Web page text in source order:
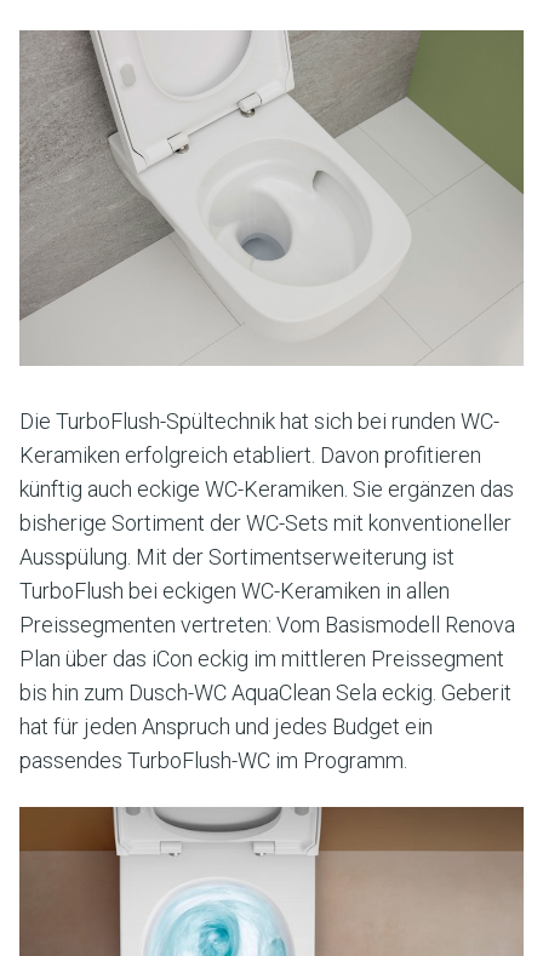
Die TurboFlush-Spültechnik hat sich bei runden WC-
Keramiken erfolgreich etabliert. Davon profitieren
künftig auch eckige WC-Keramiken. Sie ergänzen das
bisherige Sortiment der WC-Sets mit konventioneller
Ausspülung. Mit der Sortimentserweiterung ist
TurboFlush bei eckigen WC-Keramiken in allen
Preissegmenten vertreten: Vom Basismodell Renova
Plan über das iCon eckig im mittleren Preissegment
bis hin zum Dusch-WC AquaClean Sela eckig. Geberit
hat für jeden Anspruch und jedes Budget ein
passendes TurboFlush-WC im Programm.